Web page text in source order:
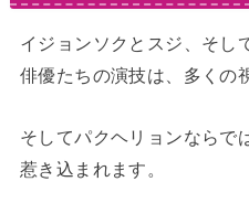
イジョンソクとスジ、そし
俳優たちの演技は、多くの
そしてパクヘリョンならで
惹き込まれます。